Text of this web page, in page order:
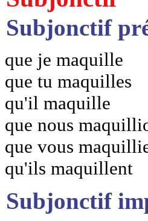
Subjonctif
que je maquille
que tu maquilles
qu'il maquille
que nous
que vous
qu'ils maquillent
Subjonctif